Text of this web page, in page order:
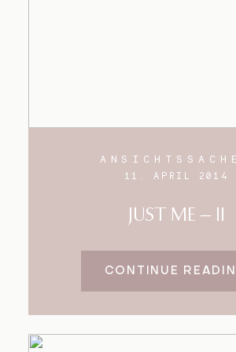
11. APRIL 2014
JUST ME – II
CONTINUE